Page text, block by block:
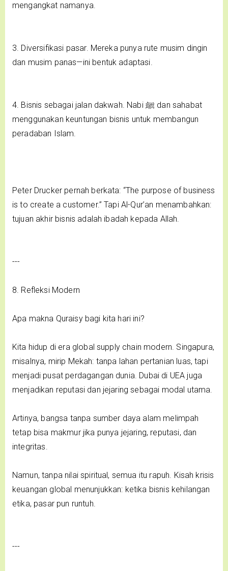
mengangkat namanya.
3. Diversifikasi pasar. Mereka punya rute musim dingin
dan musim panas—ini bentuk adaptasi.
4. Bisnis sebagai jalan dakwah. Nabi ﷺ dan sahabat
menggunakan keuntungan bisnis untuk membangun
peradaban Islam.
Peter Drucker pernah berkata: “The purpose of business
is to create a customer.” Tapi Al-Qur’an menambahkan:
tujuan akhir bisnis adalah ibadah kepada Allah.
---
8. Refleksi Modern
Apa makna Quraisy bagi kita hari ini?
Kita hidup di era global supply chain modern. Singapura,
misalnya, mirip Mekah: tanpa lahan pertanian luas, tapi
menjadi pusat perdagangan dunia. Dubai di UEA juga
menjadikan reputasi dan jejaring sebagai modal utama.
Artinya, bangsa tanpa sumber daya alam melimpah
tetap bisa makmur jika punya jejaring, reputasi, dan
integritas.
Namun, tanpa nilai spiritual, semua itu rapuh. Kisah krisis
keuangan global menunjukkan: ketika bisnis kehilangan
etika, pasar pun runtuh.
---